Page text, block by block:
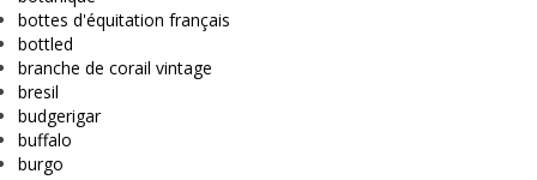
bottes d'équitation français
bottled
branche de corail vintage
bresil
budgerigar
buffalo
burgo